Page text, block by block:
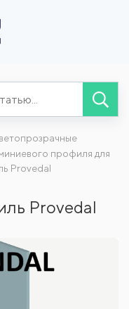
профиля для
Provedal
Provedal